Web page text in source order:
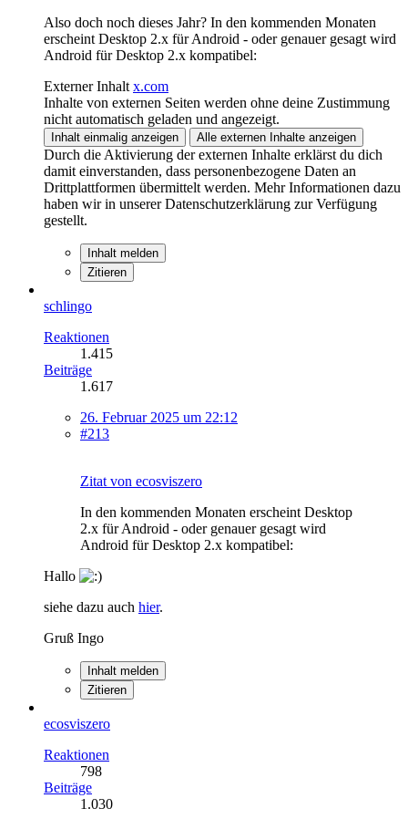
Also doch noch dieses Jahr? In den kommenden Monaten
erscheint Desktop 2.x für Android - oder genauer gesagt wird
Android für Desktop 2.x kompatibel:
Externer Inhalt x.com
Inhalte von externen Seiten werden ohne deine Zustimmung
nicht automatisch geladen und angezeigt.
Inhalt einmalig anzeigen Alle externen Inhalte anzeigen
Durch die Aktivierung der externen Inhalte erklärst du dich
damit einverstanden, dass personenbezogene Daten an
Drittplattformen übermittelt werden. Mehr Informationen dazu
haben wir in unserer Datenschutzerklärung zur Verfügung
gestellt.
Inhalt melden
Zitieren
schlingo
Reaktionen
1.415
Beiträge
1.617
26. Februar 2025 um 22:12
#213
Zitat von ecosviszero
In den kommenden Monaten erscheint Desktop
2.x für Android - oder genauer gesagt wird
Android für Desktop 2.x kompatibel:
Hallo
siehe dazu auch hier.
Gruß Ingo
Inhalt melden
Zitieren
ecosviszero
Reaktionen
798
Beiträge
1.030